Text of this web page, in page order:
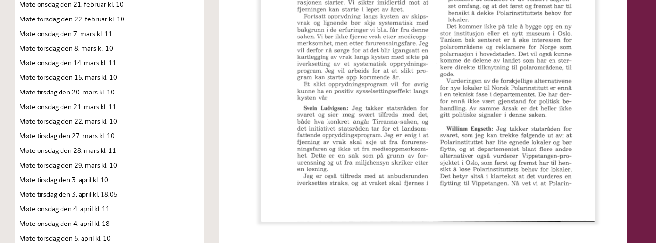
Møte onsdag den 21. februar kl. 10
Møte torsdag den 22. februar kl. 10
Møte onsdag den 7. mars kl. 11
Møte torsdag den 8. mars kl. 10
Møte onsdag den 14. mars kl. 11
Møte torsdag den 15. mars kl. 10
Møte tirsdag den 20. mars kl. 10
Møte onsdag den 21. mars kl. 11
Møte torsdag den 22. mars kl. 10
Møte tirsdag den 27. mars kl. 10
Møte onsdag den 28. mars kl. 11
Møte torsdag den 29. mars kl. 10
Møte tirsdag den 3. april kl. 10
Møte tirsdag den 3. april kl. 18.05
Møte onsdag den 4. april kl. 11
Møte onsdag den 4. april kl. 18
Møte torsdag den 5. april kl. 10